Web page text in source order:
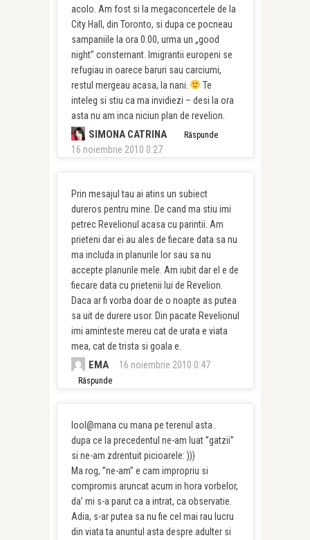
acolo. Am fost si la megaconcertele de la
City Hall, din Toronto, si dupa ce pocneau
sampaniile la ora 0.00, urma un „good
night” consternant. Imigrantii europeni se
refugiau in oarece baruri sau carciumi,
restul mergeau acasa, la nani.
Te
inteleg si stiu ca ma invidiezi – desi la ora
asta nu am inca niciun plan de revelion.
SIMONA CATRINA
16 noiembrie 2010 0:27
Răspunde
Prin mesajul tau ai atins un subiect
dureros pentru mine. De cand ma stiu imi
petrec Revelionul acasa cu parintii. Am
prieteni dar ei au ales de fiecare data sa nu
ma includa in planurile lor sau sa nu
accepte planurile mele. Am iubit dar el e de
fiecare data cu prietenii lui de Revelion.
Daca ar fi vorba doar de o noapte as putea
sa uit de durere usor. Din pacate Revelionul
imi aminteste mereu cat de urata e viata
mea, cat de trista si goala e.
EMA 16 noiembrie 2010 0:47
Răspunde
lool@mana cu mana pe terenul asta..
dupa ce la precedentul ne-am luat ”gatzii”
si ne-am zdrentuit picioarele: )))
Ma rog, ”ne-am” e cam impropriu si
compromis aruncat acum in hora vorbelor,
da’ mi s-a parut ca a intrat, ca observatie.
Adia, s-ar putea sa nu fie cel mai rau lucru
din viata ta anuntul asta despre adulter si